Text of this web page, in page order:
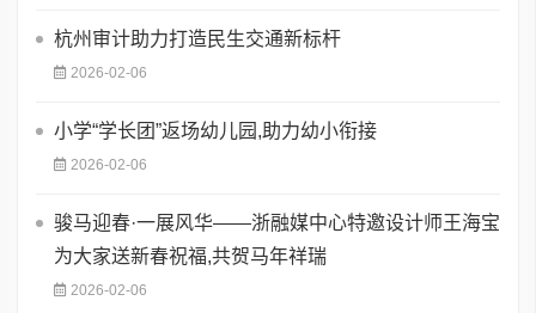
​杭州审计助力打造民生交通新标杆
2026-02-06
小学“学长团”返场幼儿园,助力幼小衔接
2026-02-06
骏马迎春·一展风华——浙融媒中心特邀设计师王海宝
为大家送新春祝福,共贺马年祥瑞
2026-02-06